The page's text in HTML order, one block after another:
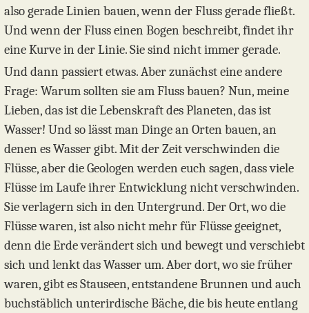
also gerade Linien bauen, wenn der Fluss gerade fließt.
Und wenn der Fluss einen Bogen beschreibt, findet ihr
eine Kurve in der Linie. Sie sind nicht immer gerade.
Und dann passiert etwas. Aber zunächst eine andere
Frage: Warum sollten sie am Fluss bauen? Nun, meine
Lieben, das ist die Lebenskraft des Planeten, das ist
Wasser! Und so lässt man Dinge an Orten bauen, an
denen es Wasser gibt. Mit der Zeit verschwinden die
Flüsse, aber die Geologen werden euch sagen, dass viele
Flüsse im Laufe ihrer Entwicklung nicht verschwinden.
Sie verlagern sich in den Untergrund. Der Ort, wo die
Flüsse waren, ist also nicht mehr für Flüsse geeignet,
denn die Erde verändert sich und bewegt und verschiebt
sich und lenkt das Wasser um. Aber dort, wo sie früher
waren, gibt es Stauseen, entstandene Brunnen und auch
buchstäblich unterirdische Bäche, die bis heute entlang